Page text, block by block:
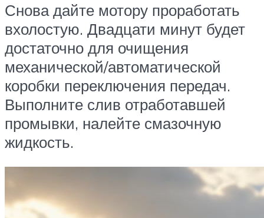
Снова дайте мотору проработать
вхолостую. Двадцати минут будет
достаточно для очищения
механической/автоматической
коробки переключения передач.
Выполните слив отработавшей
промывки, налейте смазочную
жидкость.